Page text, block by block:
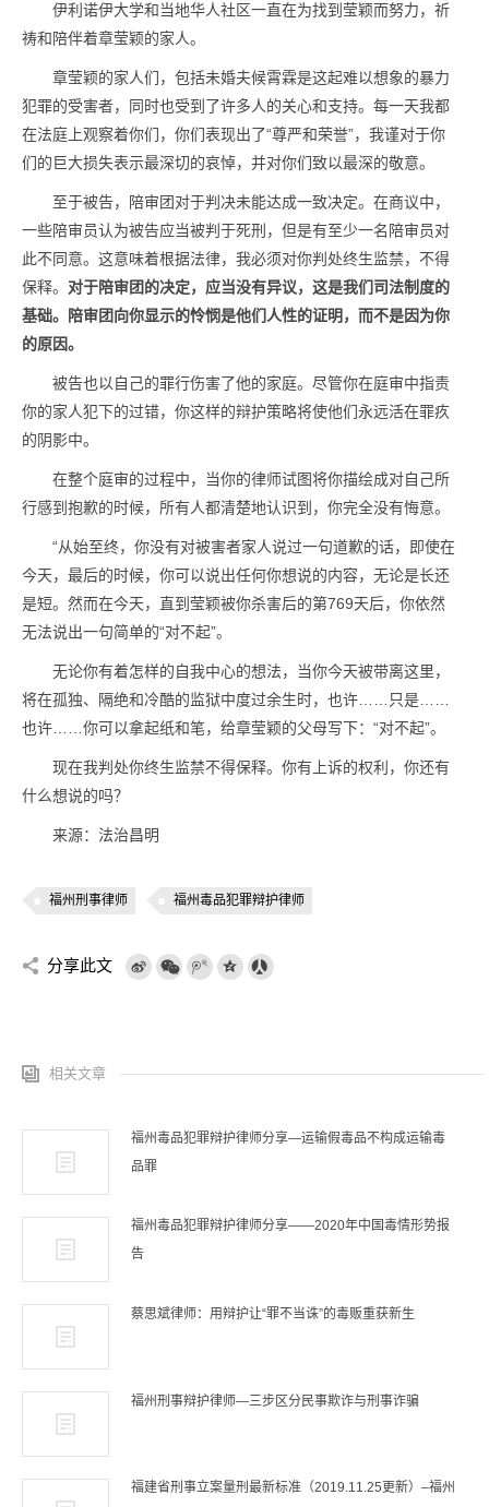
伊利诺伊大学和当地华人社区一直在为找到莹颖而努力，祈
祷和陪伴着章莹颖的家人。
章莹颖的家人们，包括未婚夫候霄霖是这起难以想象的暴力
犯罪的受害者，同时也受到了许多人的关心和支持。每一天我都
在法庭上观察着你们，你们表现出了“尊严和荣誉”，我谨对于你
们的巨大损失表示最深切的哀悼，并对你们致以最深的敬意。
至于被告，陪审团对于判决未能达成一致决定。在商议中，
一些陪审员认为被告应当被判于死刑，但是有至少一名陪审员对
此不同意。这意味着根据法律，我必须对你判处终生监禁，不得
保释。 对于陪审团的决定，应当没有异议，这是我们司法制度的
基础。
陪审团向你显示的怜悯是他们人性的证明，而不是因为你
的原因。
被告也以自己的罪行伤害了他的家庭。尽管你在庭审中指责
你的家人犯下的过错，你这样的辩护策略将使他们永远活在罪疚
的阴影中。
在整个庭审的过程中，当你的律师试图将你描绘成对自己所
行感到抱歉的时候，所有人都清楚地认识到，你完全没有悔意。
“从始至终，你没有对被害者家人说过一句道歉的话，即使在
今天，最后的时候，你可以说出任何你想说的内容，无论是长还
是短。然而在今天，直到莹颖被你杀害后的第769天后，你依然
无法说出一句简单的“对不起”。
无论你有着怎样的自我中心的想法，当你今天被带离这里，
将在孤独、隔绝和冷酷的监狱中度过余生时，也许……只是……
也许……你可以拿起纸和笔，给章莹颖的父母写下：“对不起”。
现在我判处你终生监禁不得保释。你有上诉的权利，你还有
什么想说的吗？
来源：法治昌明
福州刑事律师 福州毒品犯罪辩护律师
分享此文
相关文章
福州毒品犯罪辩护律师分享—运输假毒品不构成运输毒
品罪
福州毒品犯罪辩护律师分享——2020年中国毒情形势报
告
蔡思斌律师：用辩护让“罪不当诛”的毒贩重获新生
福州刑事辩护律师—三步区分民事欺诈与刑事诈骗
福建省刑事立案量刑最新标准（2019.11.25更新）–福州